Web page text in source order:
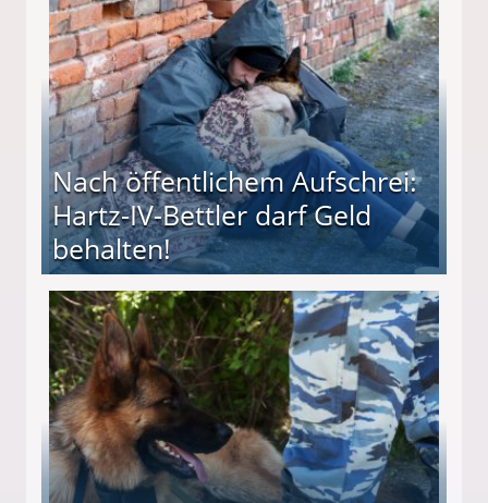
Nach öffentlichem Aufschrei:
Hartz-IV-Bettler darf Geld
behalten!
darf Geld behalten!